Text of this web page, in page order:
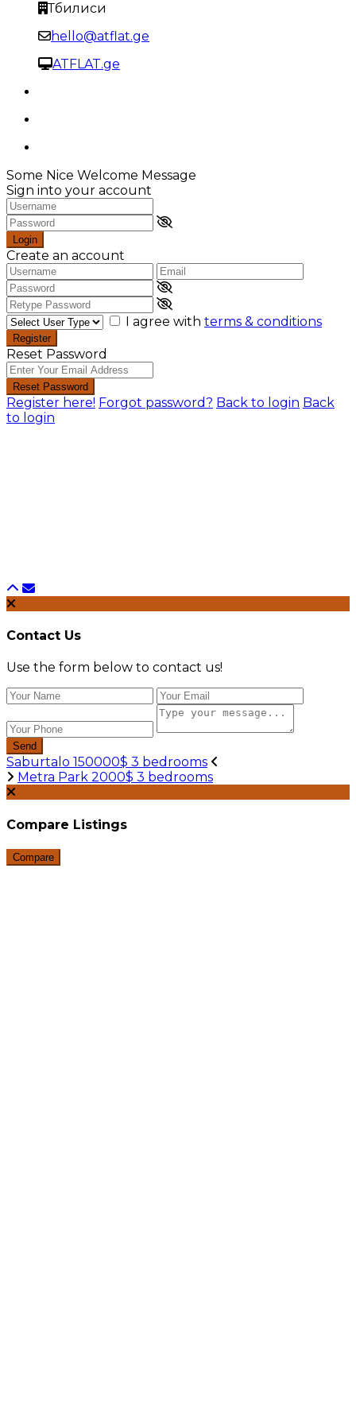
Тбилиси
hello@atflat.ge
ATFLAT.ge
Some Nice Welcome Message
Sign into your account
Login
Create an account
I agree with terms & conditions
Register
Reset Password
Reset Password
Register here! Forgot password? Back to login Back
to login
Contact Us
Use the form below to contact us!
Send
Saburtalo 150000$ 3 bedrooms
Metra Park 2000$ 3 bedrooms
Compare Listings
Compare